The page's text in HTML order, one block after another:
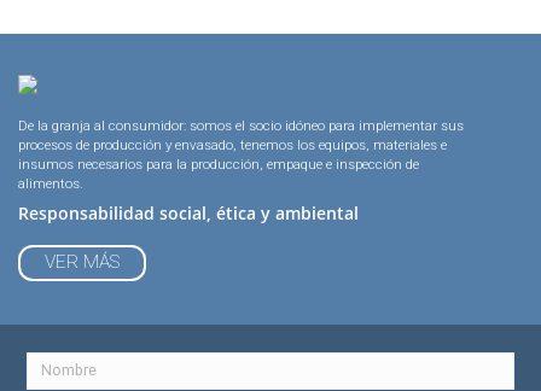
De la granja al consumidor: somos el socio idóneo para implementar sus
procesos de producción y envasado, tenemos los equipos, materiales e
insumos necesarios para la producción, empaque e inspección de
alimentos.
Responsabilidad social, ética y ambiental
VER MÁS